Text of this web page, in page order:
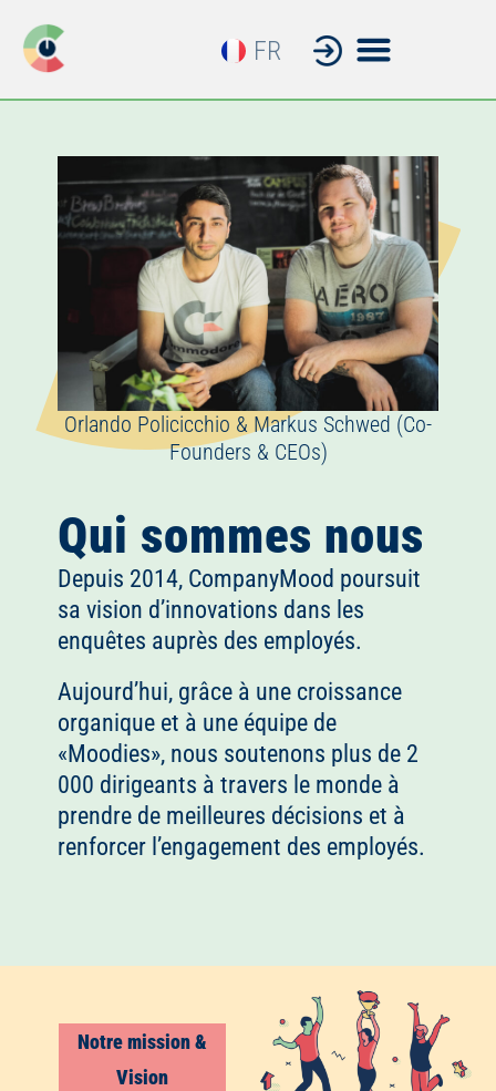
FR
EN
Orlando Policicchio & Markus Schwed (Co-
Founders & CEOs)
Qui sommes nous
Depuis 2014, CompanyMood poursuit
sa vision d’innovations dans les
enquêtes auprès des employés.
Aujourd’hui, grâce à une croissance
organique et à une équipe de
«Moodies», nous soutenons plus de 2
000 dirigeants à travers le monde à
prendre de meilleures décisions et à
renforcer l’engagement des employés.
Notre mission &
Vision